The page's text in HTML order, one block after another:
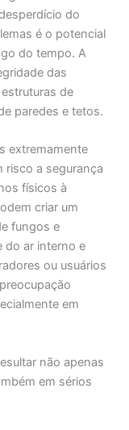
do
é o potencial
do tempo. A
das
de
paredes e tetos.
extremamente
risco a segurança
físicos à
criar um
fungos e
do ar interno e
ou usuários
em
não apenas
em sérios